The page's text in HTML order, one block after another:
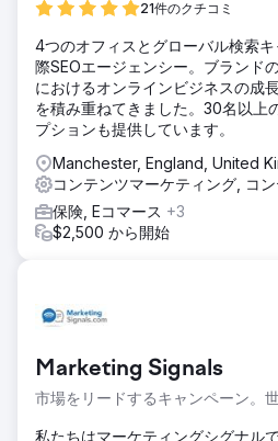
21件のクチコミ
4つのオフィスとグローバル検索
際SEOエージェンシー。ブランド
におけるオンラインビジネスの成
を積み重ねてきました。30名以上
プションも提供しています。
Manchester, England, United
コンテンツマーケティング, コ
保険, Eコマース +3
$2,500 から開始
Marketing Signals
市場をリードするキャンペーン。
私たちはマーケティングシグナル